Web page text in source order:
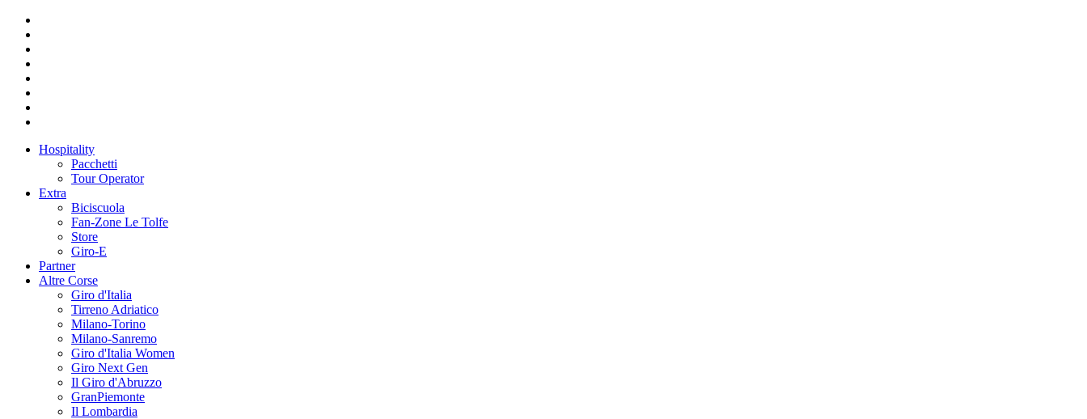
Hospitality
Pacchetti
Tour Operator
Extra
Biciscuola
Fan-Zone Le Tolfe
Store
Giro-E
Partner
Altre Corse
Giro d'Italia
Tirreno Adriatico
Milano-Torino
Milano-Sanremo
Giro d'Italia Women
Giro Next Gen
Il Giro d'Abruzzo
GranPiemonte
Il Lombardia